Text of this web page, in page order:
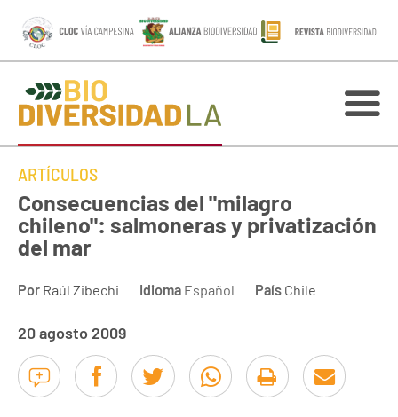
ARTÍCULOS
Consecuencias del "milagro
chileno": salmoneras y privatización
del mar
Por Raúl Zibechi Idioma Español País Chile
20 agosto 2009